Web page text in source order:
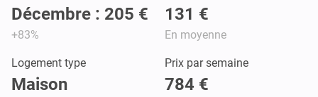
Décembre : 205 €
+83%
131 €
En moyenne
Logement type
Maison
Prix par semaine
784 €